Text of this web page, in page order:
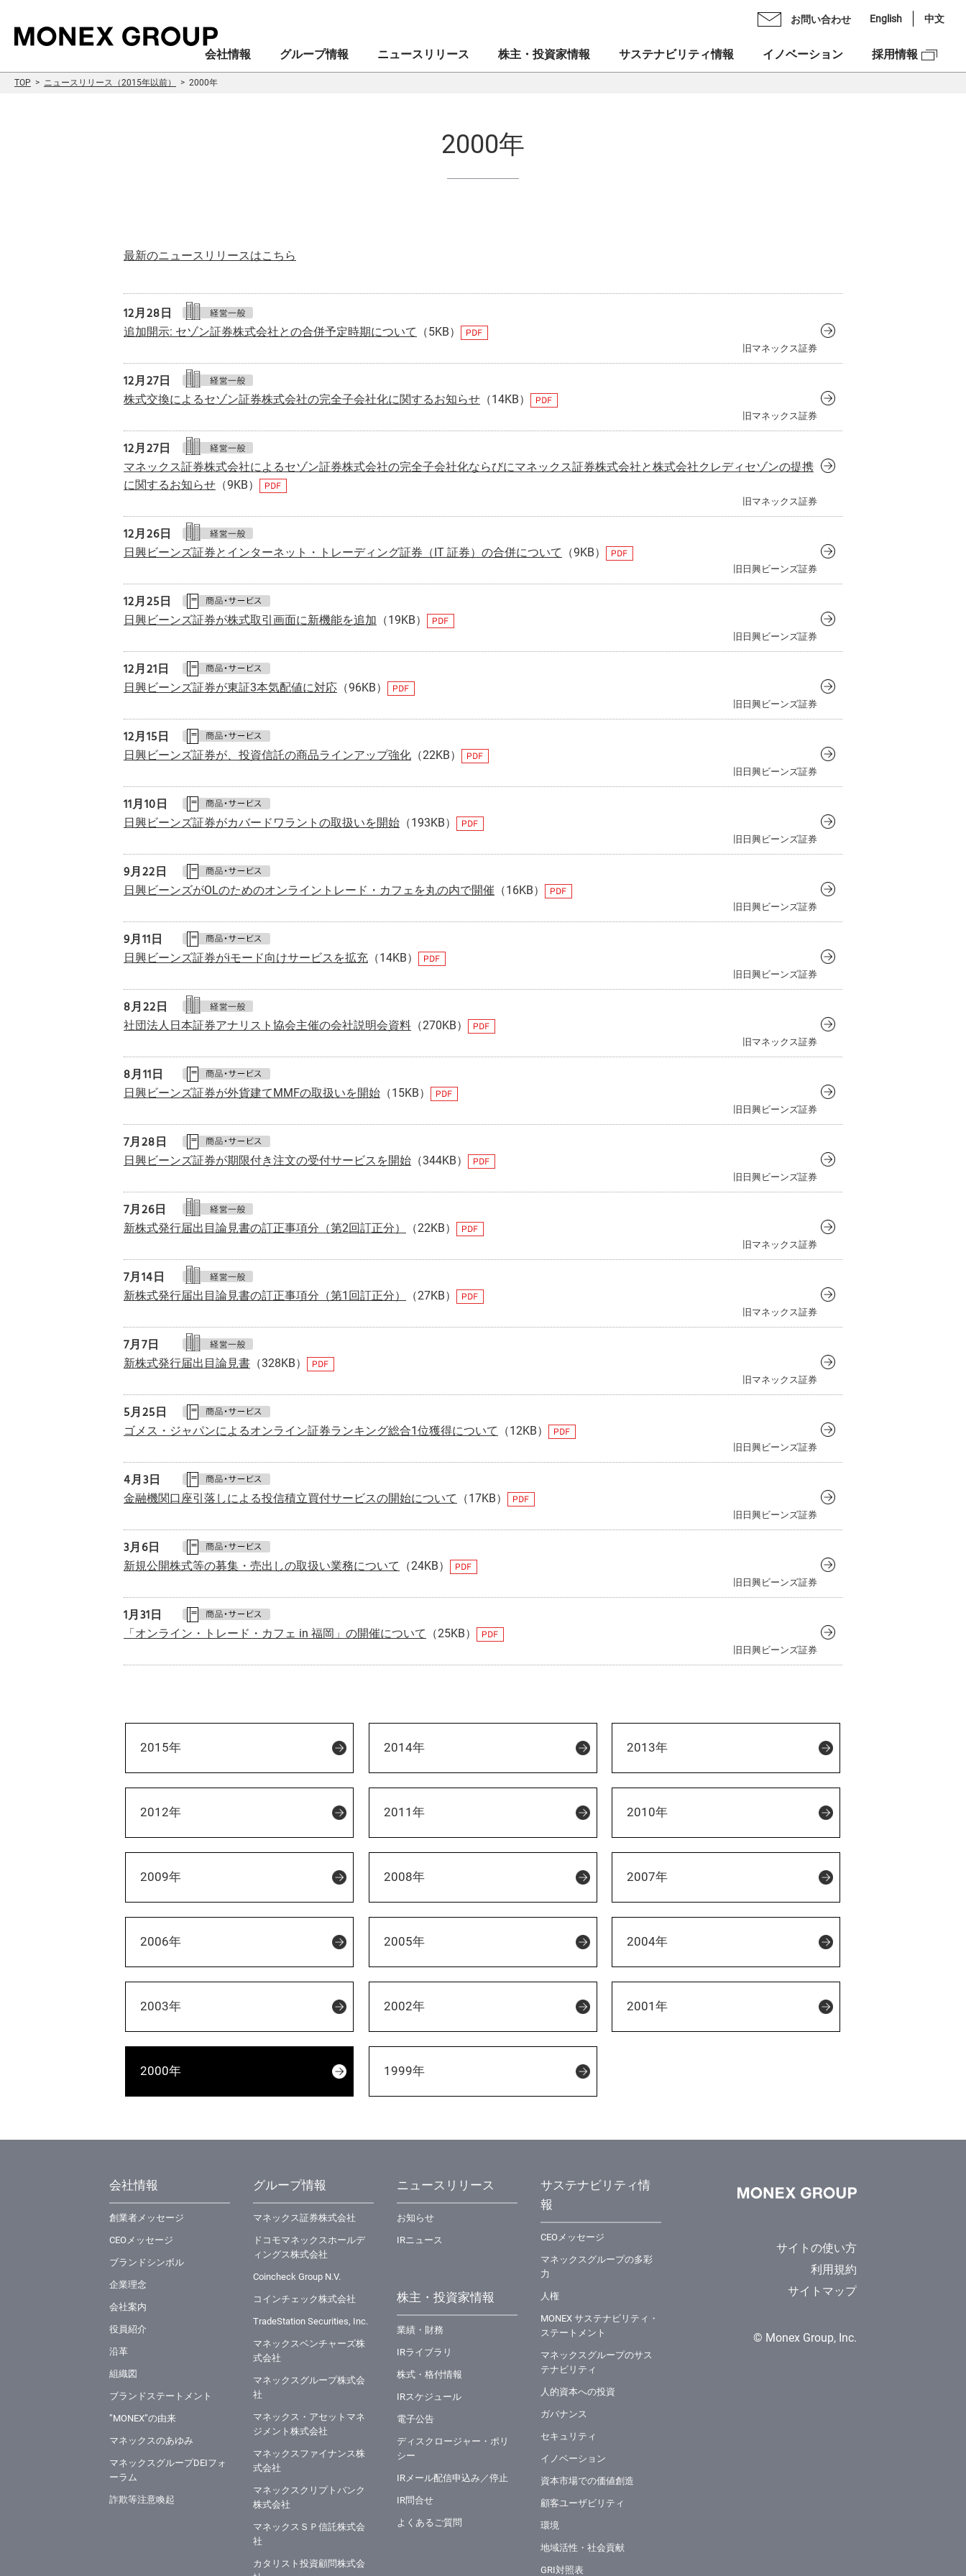
TOP ニュースリリース（2015年以前） 2000年
2000年
最新のニュースリリースはこちら
12月28日
追加開示: セゾン証券株式会社との合併予定時期について （5KB）
旧マネックス証券
12月27日
株式交換によるセゾン証券株式会社の完全子会社化に関するお知らせ （14KB）
旧マネックス証券
12月27日
マネックス証券株式会社によるセゾン証券株式会社の完全子会社化ならびにマネックス証券株式会社と株式会社クレディセゾンの提携
に関するお知らせ （9KB）
旧マネックス証券
12月26日
日興ビーンズ証券とインターネット・トレーディング証券（IT 証券）の合併について （9KB）
旧日興ビーンズ証券
12月25日
日興ビーンズ証券が株式取引画面に新機能を追加 （19KB）
旧日興ビーンズ証券
12月21日
日興ビーンズ証券が東証3本気配値に対応 （96KB）
旧日興ビーンズ証券
12月15日
日興ビーンズ証券が、投資信託の商品ラインアップ強化 （22KB）
旧日興ビーンズ証券
11月10日
日興ビーンズ証券がカバードワラントの取扱いを開始 （193KB）
旧日興ビーンズ証券
9月22日
日興ビーンズがOLのためのオンライントレード・カフェを丸の内で開催 （16KB）
旧日興ビーンズ証券
9月11日
日興ビーンズ証券がiモード向けサービスを拡充 （14KB）
旧日興ビーンズ証券
8月22日
社団法人日本証券アナリスト協会主催の会社説明会資料 （270KB）
旧マネックス証券
8月11日
日興ビーンズ証券が外貨建てMMFの取扱いを開始 （15KB）
旧日興ビーンズ証券
7月28日
日興ビーンズ証券が期限付き注文の受付サービスを開始 （344KB）
旧日興ビーンズ証券
7月26日
新株式発行届出目論見書の訂正事項分（第2回訂正分） （22KB）
旧マネックス証券
7月14日
新株式発行届出目論見書の訂正事項分（第1回訂正分） （27KB）
旧マネックス証券
7月7日
新株式発行届出目論見書 （328KB）
旧マネックス証券
5月25日
ゴメス・ジャパンによるオンライン証券ランキング総合1位獲得について （12KB）
旧日興ビーンズ証券
4月3日
金融機関口座引落しによる投信積立買付サービスの開始について （17KB）
旧日興ビーンズ証券
3月6日
新規公開株式等の募集・売出しの取扱い業務について （24KB）
旧日興ビーンズ証券
1月31日
「オンライン・トレード・カフェ in 福岡」の開催について （25KB）
旧日興ビーンズ証券
English 中文
お問い合わせ
会社情報
ブランドシンボル
マネックスのあゆみ マネックスグループDEIフォーラム
詐欺等注意喚起
グループ情報
ドコモマネックスホールディングス株式会社
マネックス・アセットマネジメント株式会社
マネックスファイナンス株式会社
ジーネックス株式会社
ニュースリリース 株主・投資家情報
株式・格付情報
サステナビリティ情報
イノベーション 資本市場での価値創造
顧客ユーザビリティ
外部評価
イノベーション 採用情報
2015年 2014年 2013年
2012年 2011年 2010年
2009年 2008年 2007年
2006年 2005年 2004年
2003年 2002年 2001年
2000年 1999年
サイトの使い方
利用規約
サイトマップ
© Monex Group, Inc.
会社情報
創業者メッセージ
CEOメッセージ
ブランドシンボル
企業理念
会社案内
役員紹介
沿革
組織図
ブランドステートメント
”MONEX”の由来
マネックスのあゆみ
マネックスグループDEIフォ
ーラム
詐欺等注意喚起
グループ情報
マネックス証券株式会社
ドコモマネックスホールデ
ィングス株式会社
Coincheck Group N.V.
コインチェック株式会社
TradeStation Securities, Inc.
マネックスベンチャーズ株
式会社
マネックスグループ株式会
社
マネックス・アセットマネ
ジメント株式会社
マネックスファイナンス株
式会社
マネックスクリプトバンク
株式会社
マネックスＳＰ信託株式会
社
カタリスト投資顧問株式会
ニュースリリース
お知らせ
IRニュース
株主・投資家情報
業績・財務
IRライブラリ
株式・格付情報
IRスケジュール
電子公告
ディスクロージャー・ポリ
シー
IRメール配信申込み／停止
IR問合せ
よくあるご質問
サステナビリティ情
報
CEOメッセージ
マネックスグループの多彩
力
⼈権
MONEX サステナビリティ・
ステートメント
マネックスグループのサス
テナビリティ
⼈的資本への投資
ガバナンス
セキュリティ
イノベーション
資本市場での価値創造
顧客ユーザビリティ
環境
地域活性・社会貢献
GRI対照表